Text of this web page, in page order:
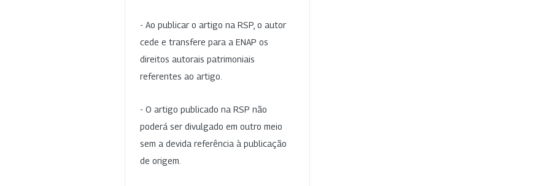
- Ao publicar o artigo na RSP, o autor
cede e transfere para a ENAP os
direitos autorais patrimoniais
referentes ao artigo.
- O artigo publicado na RSP não
poderá ser divulgado em outro meio
sem a devida referência à publicação
de origem.